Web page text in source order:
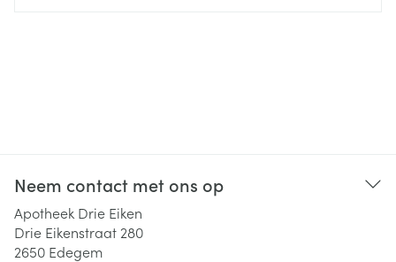
Neem contact met ons op
Apotheek Drie Eiken
Drie Eikenstraat 280
2650 Edegem